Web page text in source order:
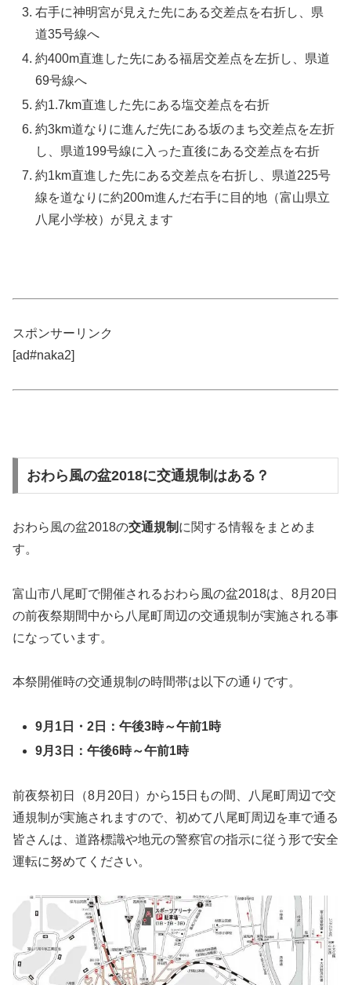
右手に神明宮が見えた先にある交差点を右折し、県
道35号線へ
約400m直進した先にある福居交差点を左折し、県道
69号線へ
約1.7km直進した先にある塩交差点を右折
約3km道なりに進んだ先にある坂のまち交差点を左折
し、県道199号線に入った直後にある交差点を右折
約1km直進した先にある交差点を右折し、県道225号
線を道なりに約200m進んだ右手に目的地（富山県立
八尾小学校）が見えます
スポンサーリンク
[ad#naka2]
おわら風の盆2018に交通規制はある？
おわら風の盆2018の交通規制 に関する情報をまとめま
す。
富山市八尾町で開催されるおわら風の盆2018は、8月20日
の前夜祭期間中から八尾町周辺の交通規制が実施される事
になっています。
本祭開催時の交通規制の時間帯は以下の通りです。
9月1日・2日：午後3時～午前1時
9月3日：午後6時～午前1時
前夜祭初日（8月20日）から15日もの間、八尾町周辺で交
通規制が実施されますので、初めて八尾町周辺を車で通る
皆さんは、道路標識や地元の警察官の指示に従う形で安全
運転に努めてください。